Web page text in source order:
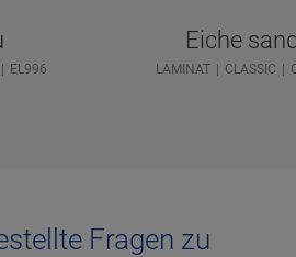
EL996
Eiche
LAMINAT CLASSIC
Fragen zu